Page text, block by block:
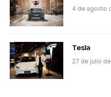
4 de agosto
Tesla
27 de julio